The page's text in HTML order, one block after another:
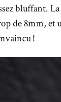
bluffant.
de 8mm, et
!